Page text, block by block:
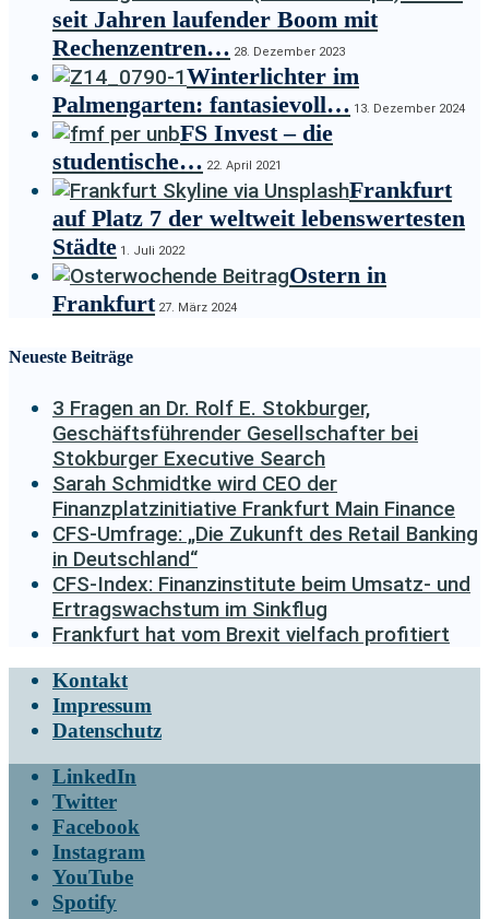
seit Jahren laufender Boom mit
Rechenzentren… 28. Dezember 2023
Winterlichter im
Palmengarten: fantasievoll… 13. Dezember 2024
FS Invest – die
studentische… 22. April 2021
Frankfurt
auf Platz 7 der weltweit lebenswertesten
Städte 1. Juli 2022
Ostern in
Frankfurt27. März 2024
Neueste Beiträge
3 Fragen an Dr. Rolf E. Stokburger,
Geschäftsführender Gesellschafter bei
Stokburger Executive Search
Sarah Schmidtke wird CEO der
Finanzplatzinitiative Frankfurt Main Finance
CFS-Umfrage: „Die Zukunft des Retail Banking
in Deutschland“
CFS-Index: Finanzinstitute beim Umsatz- und
Ertragswachstum im Sinkflug
Frankfurt hat vom Brexit vielfach profitiert
Kontakt
Impressum
Datenschutz
LinkedIn
Twitter
Facebook
Instagram
YouTube
Spotify